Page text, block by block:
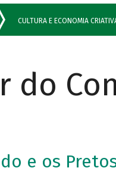
do
e os